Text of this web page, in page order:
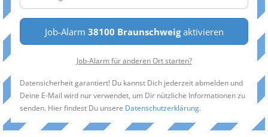
Job-Alarm 38100 Braunschweigaktivieren
Job-Alarm für anderen Ort starten?
Datensicherheit garantiert! Du kannst Dich jederzeit abmelden und
Deine E-Mail wird nur verwendet, um Dir nützliche Informationen zu
senden. Hier findest Du unsere Datenschutzerklärung.